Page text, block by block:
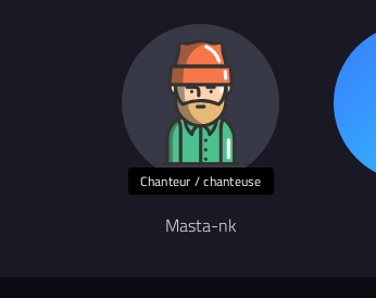
Chanteur / chanteuse
Masta-nk